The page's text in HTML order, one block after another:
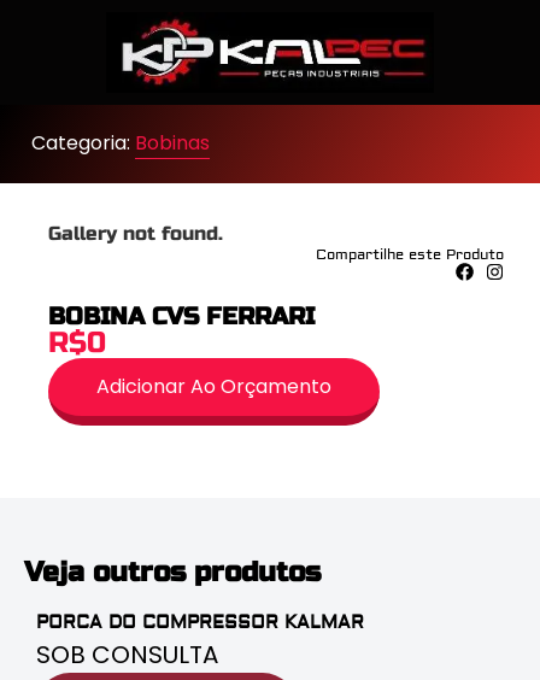
Categoria: Bobinas
Gallery not found.
Compartilhe este Produto
BOBINA CVS FERRARI
R$0
Adicionar Ao Orçamento
Veja outros produtos
PORCA DO COMPRESSOR KALMAR
SOB CONSULTA